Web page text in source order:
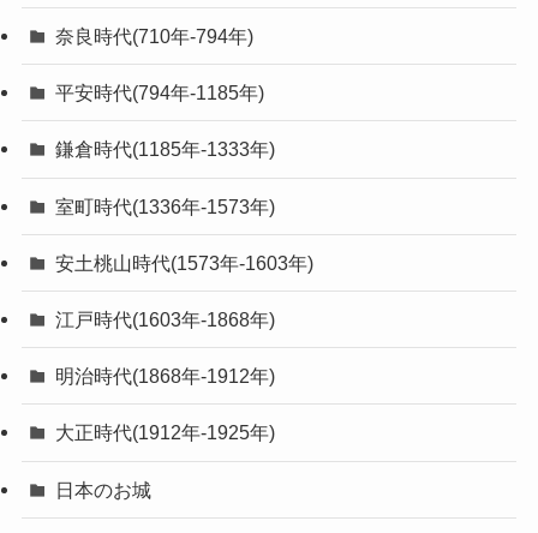
奈良時代(710年-794年)
平安時代(794年-1185年)
鎌倉時代(1185年-1333年)
室町時代(1336年-1573年)
安土桃山時代(1573年-1603年)
江戸時代(1603年-1868年)
明治時代(1868年-1912年)
大正時代(1912年-1925年)
日本のお城